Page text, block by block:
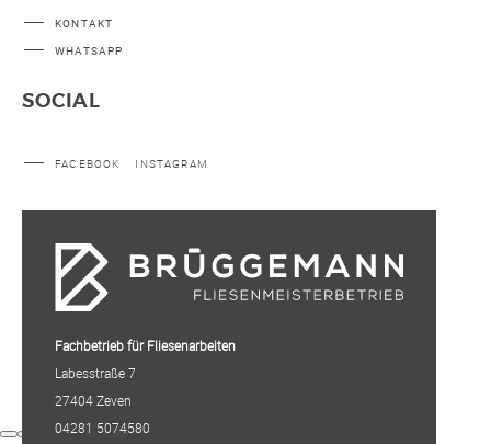
KONTAKT
WHATSAPP
SOCIAL
FACEBOOK INSTAGRAM
Fachbetrieb für Fliesenarbeiten
Labesstraße 7
27404 Zeven
04281 5074580